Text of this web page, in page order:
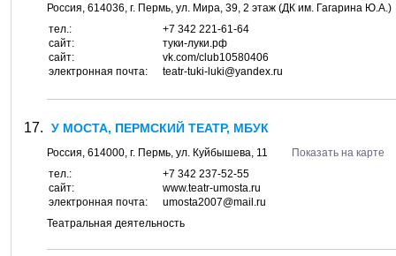
Россия, 614036, г. Пермь, ул. Мира, 39, 2 этаж (ДК им. Гагарина Ю.А.)
тел.:
+7 342 221-61-64
сайт:
туки-луки.рф
сайт:
vk.com/club10580406
электронная почта:
teatr-tuki-luki@yandex.ru
У МОСТА, ПЕРМСКИЙ ТЕАТР, МБУК
Россия, 614000, г. Пермь, ул. Куйбышева, 11
Показать на карте
тел.:
+7 342 237-52-55
сайт:
www.teatr-umosta.ru
электронная почта:
umosta2007@mail.ru
Театральная деятельность